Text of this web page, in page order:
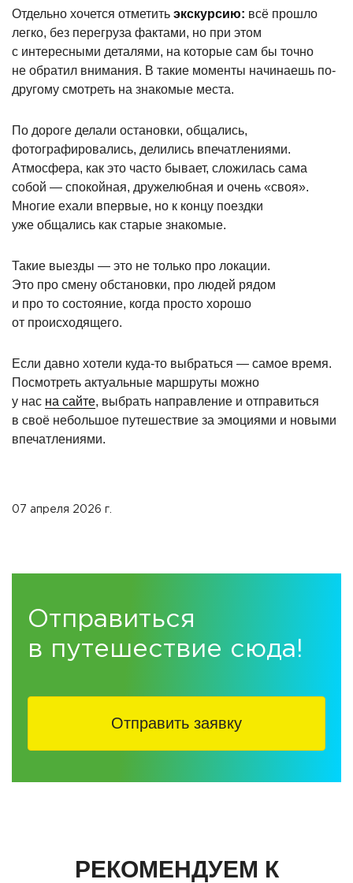
Отдельно хочется отметить экскурсию: всё прошло
легко, без перегруза фактами, но при этом
с интересными деталями, на которые сам бы точно
не обратил внимания. В такие моменты начинаешь по-
другому смотреть на знакомые места.
По дороге делали остановки, общались,
фотографировались, делились впечатлениями.
Атмосфера, как это часто бывает, сложилась сама
собой — спокойная, дружелюбная и очень «своя».
Многие ехали впервые, но к концу поездки
уже общались как старые знакомые.
Такие выезды — это не только про локации.
Это про смену обстановки, про людей рядом
и про то состояние, когда просто хорошо
от происходящего.
Если давно хотели куда-то выбраться — самое время.
Посмотреть актуальные маршруты можно
у нас на сайте, выбрать направление и отправиться
в своё небольшое путешествие за эмоциями и новыми
впечатлениями.
07 апреля 2026 г.
Отправиться
в путешествие сюда!
Отправить заявку
РЕКОМЕНДУЕМ К